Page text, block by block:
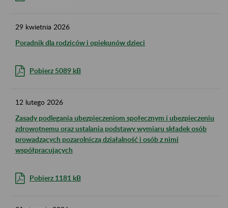
29 kwietnia 2026
Poradnik dla rodziców i opiekunów dzieci
Pobierz 5089 kB
12 lutego 2026
Zasady podlegania ubezpieczeniom społecznym i ubezpieczeniu
zdrowotnemu oraz ustalania podstawy wymiaru składek osób
prowadzących pozarolniczą działalność i osób z nimi
współpracujących
Pobierz 1181 kB